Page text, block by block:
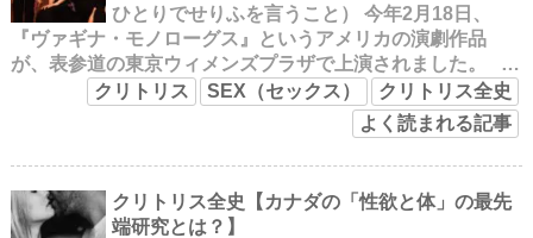
ひとりでせりふを言うこと） 今年2月18日、
『ヴァギナ・モノローグス』というアメリカの演劇作品
が、表参道の東京ウィメンズプラザで上演されました。 …
クリトリス
SEX（セックス）
クリトリス全史
よく読まれる記事
クリトリス全史【カナダの「性欲と体」の最先
端研究とは？】